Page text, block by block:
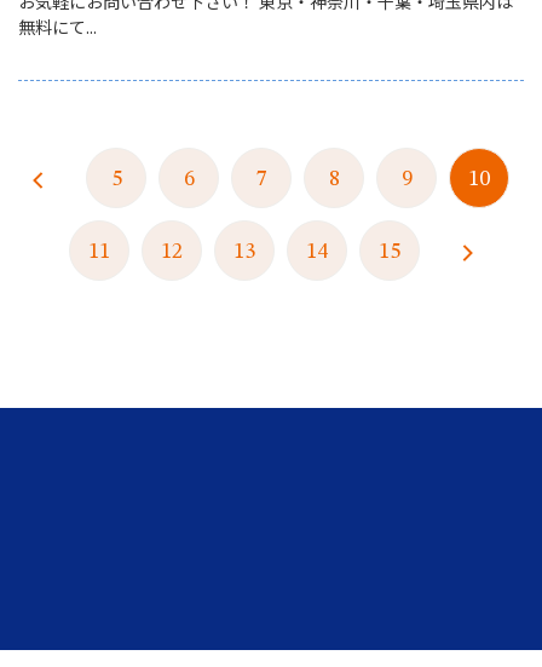
無料にて...
5 6 7 8 9 10
11 12 13 14 15